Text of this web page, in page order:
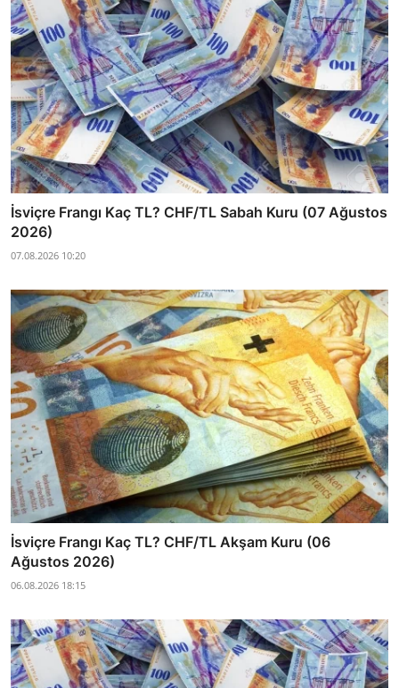
İsviçre Frangı Kaç TL? CHF/TL Sabah Kuru (07 Ağustos
2026)
07.08.2026 10:20
İsviçre Frangı Kaç TL? CHF/TL Akşam Kuru (06
Ağustos 2026)
06.08.2026 18:15